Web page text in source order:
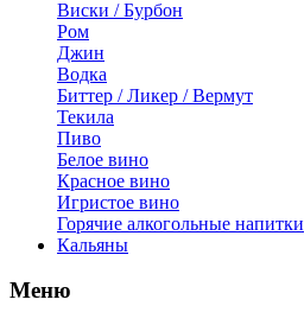
Виски / Бурбон
Ром
Джин
Водка
Биттер / Ликер / Вермут
Текила
Пиво
Белое вино
Красное вино
Игристое вино
Горячие алкогольные напитки
Кальяны
Меню